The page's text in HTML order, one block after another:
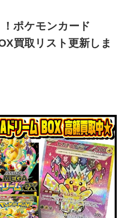
！ポケモンカード
買取リスト更新しま